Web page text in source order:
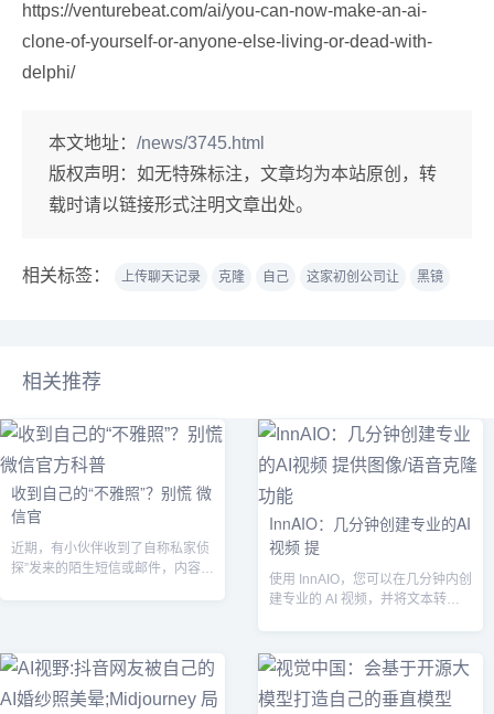
https://venturebeat.com/ai/you-can-now-make-an-ai-
clone-of-yourself-or-anyone-else-living-or-dead-with-
delphi/
本文地址： /news/3745.html
版权声明： 如无特殊标注，文章均为本站原创，转
载时请以链接形式注明文章出处。
相关标签： 上传聊天记录 克隆 自己 这家初创公司让 黑镜
相关推荐
收到自己的“不雅照”？别慌 微
信官
近期，有小伙伴收到了自称私家侦
探”发来的陌生短信或邮件，内容附
InnAIO：几分钟创建专业的AI
视频 提
使用 InnAIO，您可以在几分钟内创
建专业的 AI 视频，并将文本转换为